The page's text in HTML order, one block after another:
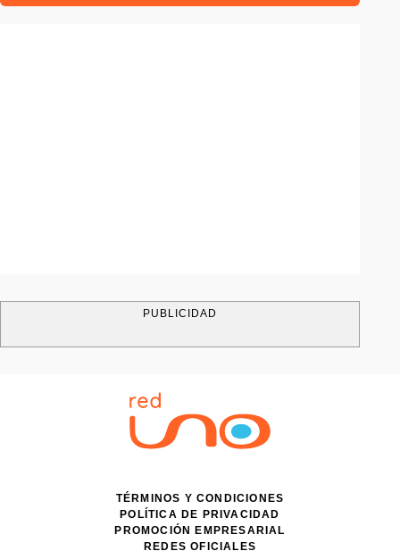
PUBLICIDAD
TÉRMINOS Y CONDICIONES
POLÍTICA DE PRIVACIDAD
PROMOCIÓN EMPRESARIAL
REDES OFICIALES